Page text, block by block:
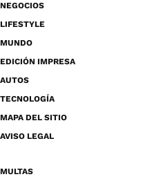
NEGOCIOS
LIFESTYLE
MUNDO
EDICIÓN IMPRESA
AUTOS
TECNOLOGÍA
MAPA DEL SITIO
AVISO LEGAL
MULTAS